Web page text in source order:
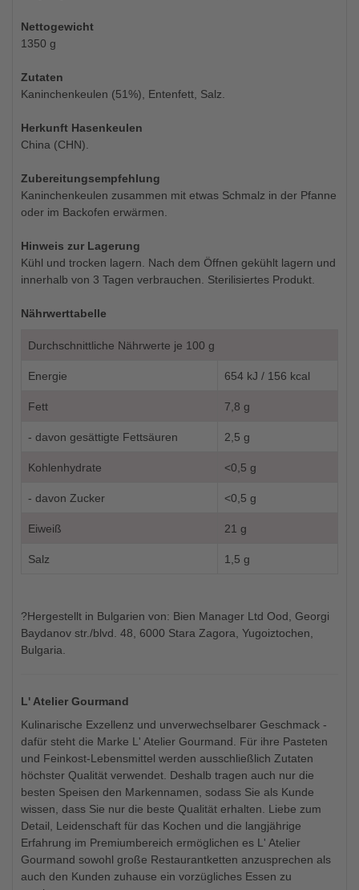
Nettogewicht
1350 g
Zutaten
Kaninchenkeulen (51%), Entenfett, Salz.
Herkunft Hasenkeulen
China (CHN).
Zubereitungsempfehlung
Kaninchenkeulen zusammen mit etwas Schmalz in der Pfanne
oder im Backofen erwärmen.
Hinweis zur Lagerung
Kühl und trocken lagern. Nach dem Öffnen gekühlt lagern und
innerhalb von 3 Tagen verbrauchen. Sterilisiertes Produkt.
Nährwerttabelle
Durchschnittliche Nährwerte je 100 g
Energie 654 kJ / 156 kcal
Fett 7,8 g
- davon gesättigte Fettsäuren 2,5 g
Kohlenhydrate <0,5 g
- davon Zucker <0,5 g
Eiweiß 21 g
Salz 1,5 g
?Hergestellt in Bulgarien von: Bien Manager Ltd Ood, Georgi
Baydanov str./blvd. 48, 6000 Stara Zagora, Yugoiztochen,
Bulgaria.
L' Atelier Gourmand
Kulinarische Exzellenz und unverwechselbarer Geschmack -
dafür steht die Marke L' Atelier Gourmand. Für ihre Pasteten
und Feinkost-Lebensmittel werden ausschließlich Zutaten
höchster Qualität verwendet. Deshalb tragen auch nur die
besten Speisen den Markennamen, sodass Sie als Kunde
wissen, dass Sie nur die beste Qualität erhalten. Liebe zum
Detail, Leidenschaft für das Kochen und die langjährige
Erfahrung im Premiumbereich ermöglichen es L' Atelier
Gourmand sowohl große Restaurantketten anzusprechen als
auch den Kunden zuhause ein vorzügliches Essen zu